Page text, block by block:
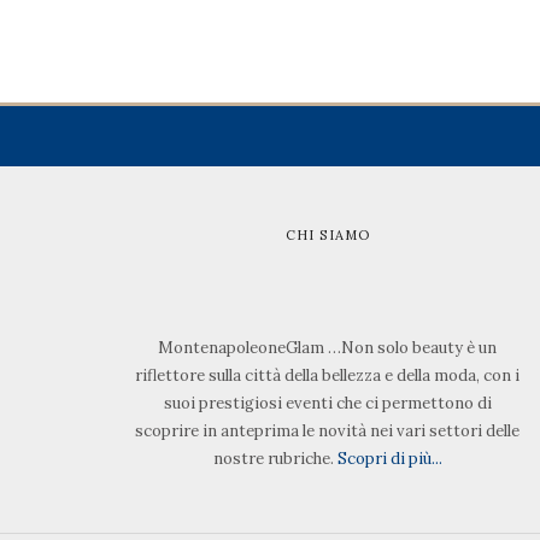
CHI SIAMO
MontenapoleoneGlam …Non solo beauty è un
riflettore sulla città della bellezza e della moda, con i
suoi prestigiosi eventi che ci permettono di
scoprire in anteprima le novità nei vari settori delle
nostre rubriche. Scopri di più...